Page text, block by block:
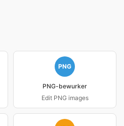
PNG
PNG-bewurker
Edit PNG images